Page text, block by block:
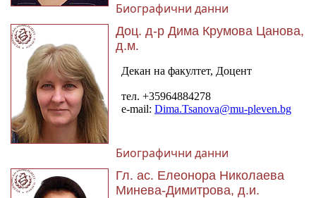
Биографични данни
Доц. д-р Дима Крумова Цанова,
д.м.
Биографични данни
Гл. ас. Елеонора Николаева
Минева-Димитрова, д.и.